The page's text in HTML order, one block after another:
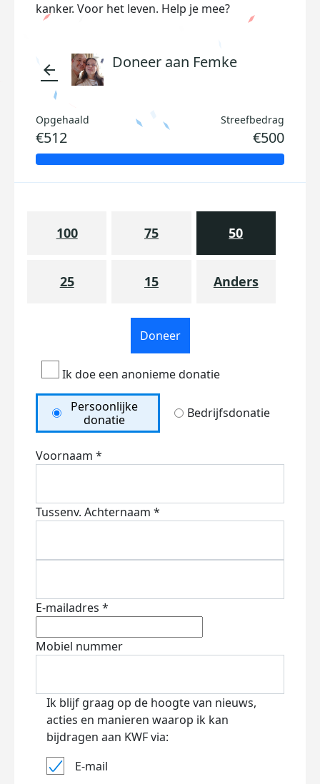
kanker. Voor het leven. Help je mee?
arrow_back Doneer aan Femke
Opgehaald
€512
Streefbedrag
€500
100 75 50
25 15 Anders
Doneer
Ik doe een anonieme donatie
Persoonlijke
donatie
Bedrijfsdonatie
Voornaam *
Tussenv. Achternaam *
E-mailadres *
Mobiel nummer
Ik blijf graag op de hoogte van nieuws,
acties en manieren waarop ik kan
bijdragen aan KWF via:
E-mail